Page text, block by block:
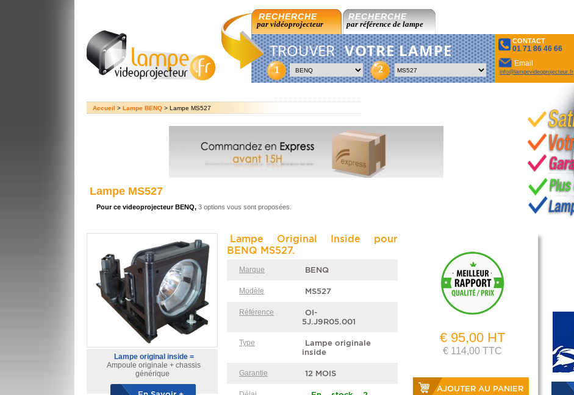
RECHERCHE
par vidéoprojecteur
RECHERCHE
par référence de lampe
TROUVER VOTRE LAMPE
1 2
CONTACT
01 71 86 46 66
Email
info@lampevideoprojecteur.fr
Accueil > Lampe BENQ > Lampe MS527
Lampe MS527
Pour ce videoprojecteur BENQ, 3 options vous sont proposées.
Lampe original inside =
Ampoule originale + chassis
générique
Lampe Original Inside pour
BENQ MS527.
Marque BENQ
Modèle MS527
Référence
OI-
5J.J9R05.001
Type
Lampe originale
inside
Garantie 12 MOIS
€ 95,00 HT
€ 114,00 TTC
AJOUTER AU PANIER